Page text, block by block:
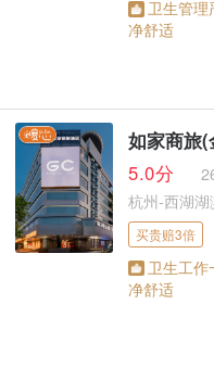
卫生管理
净舒适
如家商旅
5.0分
杭州-西湖湖
买贵赔3倍
卫生工作
净舒适